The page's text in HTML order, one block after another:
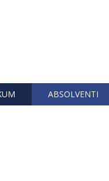
ABSOLVENTI